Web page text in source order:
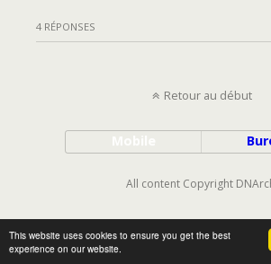
This website uses cookies to ensure you get the best
experience on our website.
4 RÉPONSES
Retour au début
All content Copyright